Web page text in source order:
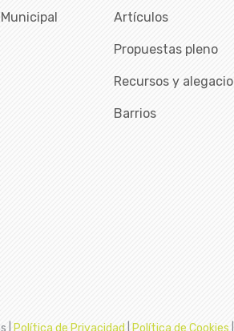
Artículos
Propuestas pleno
Recursos y
Barrios
| Política de Privacidad Política de Cookies